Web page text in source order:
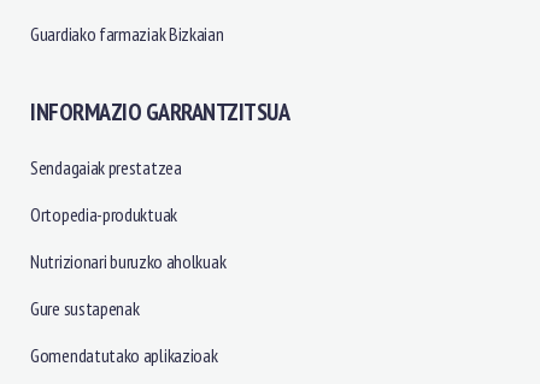
Guardiako farmaziak Bizkaian
INFORMAZIO GARRANTZITSUA
Sendagaiak prestatzea
Ortopedia-produktuak
Nutrizionari buruzko aholkuak
Gure sustapenak
Gomendatutako aplikazioak